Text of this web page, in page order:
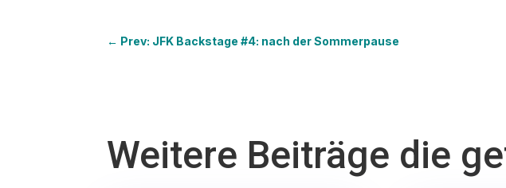
← Prev: JFK Backstage #4: nach der Sommerpause
Weitere Beiträge die